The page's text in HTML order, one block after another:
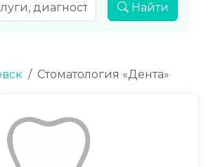
Найти
Стоматология «Дента»